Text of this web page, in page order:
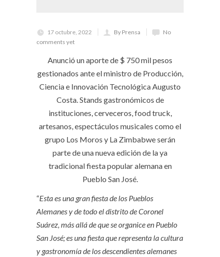
17 octubre, 2022 By Prensa
No
comments yet
Anunció un aporte de $ 750 mil pesos
gestionados ante el ministro de Producción,
Ciencia e Innovación Tecnológica Augusto
Costa. Stands gastronómicos de
instituciones, cerveceros, food truck,
artesanos, espectáculos musicales como el
grupo Los Moros y La Zimbabwe serán
parte de una nueva edición de la ya
tradicional fiesta popular alemana en
Pueblo San José.
“Esta es una gran fiesta de los Pueblos
Alemanes y de todo el distrito de Coronel
Suárez, más allá de que se organice en Pueblo
San José; es una fiesta que representa la cultura
y gastronomía de los descendientes alemanes